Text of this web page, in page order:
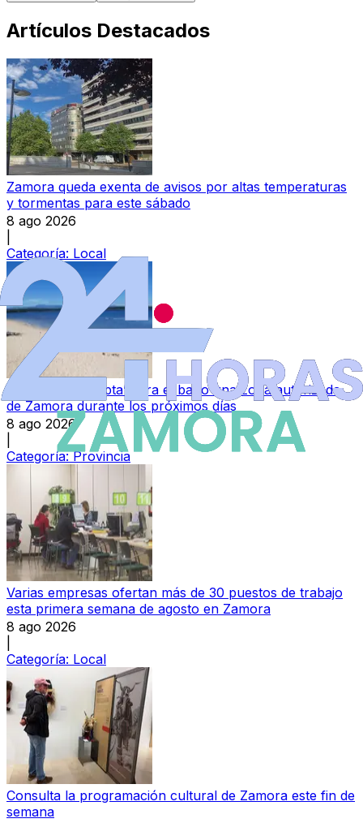
Artículos Destacados
Zamora queda exenta de avisos por altas temperaturas
y tormentas para este sábado
8 ago 2026
Categoría: Local
Declarada ‘no apta’ para el baño una zona autorizada
de Zamora durante los próximos días
8 ago 2026
Categoría:Provincia
Varias empresas ofertan más de 30 puestos de trabajo
esta primera semana de agosto en Zamora
8 ago 2026
Categoría: Local
Consulta la programación cultural de Zamora este fin de
semana